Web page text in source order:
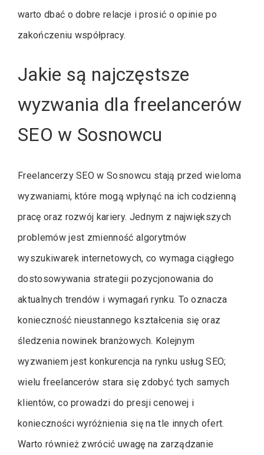
warto dbać o dobre relacje i prosić o opinie po
zakończeniu współpracy.
Jakie są najczęstsze
wyzwania dla freelancerów
SEO w Sosnowcu
Freelancerzy SEO w Sosnowcu stają przed wieloma
wyzwaniami, które mogą wpłynąć na ich codzienną
pracę oraz rozwój kariery. Jednym z największych
problemów jest zmienność algorytmów
wyszukiwarek internetowych, co wymaga ciągłego
dostosowywania strategii pozycjonowania do
aktualnych trendów i wymagań rynku. To oznacza
konieczność nieustannego kształcenia się oraz
śledzenia nowinek branżowych. Kolejnym
wyzwaniem jest konkurencja na rynku usług SEO;
wielu freelancerów stara się zdobyć tych samych
klientów, co prowadzi do presji cenowej i
konieczności wyróżnienia się na tle innych ofert.
Warto również zwrócić uwagę na zarządzanie